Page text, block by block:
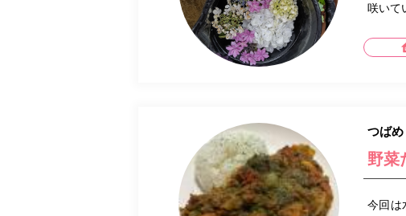
咲いて
つばめ
野菜
今回は